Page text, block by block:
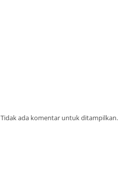
Tidak ada komentar untuk ditampilkan.